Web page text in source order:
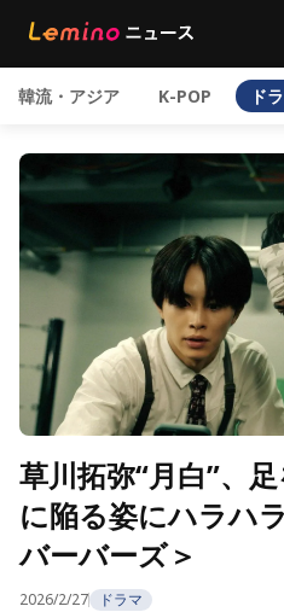
韓流・アジア K-POP ド
草川拓弥“月白”、
に陥る姿にハラハ
バーバーズ＞
2026/2/27 ドラマ